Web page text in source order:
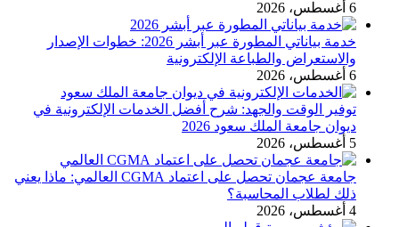
6 أغسطس، 2026
خدمة بياناتي المطورة عبر أبشر 2026: خطوات الإصدار
والاستعراض والطباعة الإلكترونية
6 أغسطس، 2026
توفير الوقت والجهد: شرح أفضل الخدمات الإلكترونية في
ديوان جامعة الملك سعود 2026
5 أغسطس، 2026
جامعة عجمان تحصل على اعتماد CGMA العالمي: ماذا يعني
ذلك لطلاب المحاسبة؟
4 أغسطس، 2026